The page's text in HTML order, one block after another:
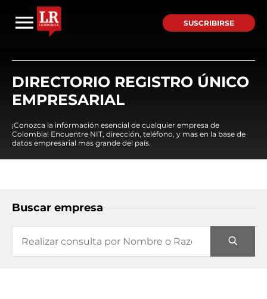
SUSCRIBIRSE
DIRECTORIO REGISTRO ÚNICO
EMPRESARIAL
¡Conozca la información esencial de cualquier empresa de
Colombia! Encuentre NIT, dirección, teléfono, y mas en la base de
datos empresarial mas grande del país.
Buscar empresa